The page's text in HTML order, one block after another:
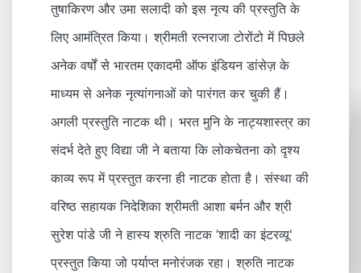
तुषाकिरण और उमा सलादी को इस नृत्य की प्रस्तुति के
लिए आमंत्रित किया। श्रीमती रत्नराजा टोरोंटो में पिछले
अनेक वर्षों से भारतम एकादमी ऑफ इंडियन डांसेज़ के
माध्यम से अनेक नृत्यांगनाओं को पारंगत कर चुकी हैं।
अगली प्रस्तुति नाटक थी। भरत मुनि के नाट्यशास्त्र का
संदर्भ देते हुए विद्या जी ने बताया कि लोकचेतना को दृश्य
काव्य रूप में प्रस्तुत करना ही नाटक होता है। संस्था की
वरिष्ठ सहायक निदेशिका श्रीमती आशा बर्मन और श्री
सुरेश पांडे जी ने हास्य श्रुति नाटक ’शादी का इंटरव्यू'
प्रस्तुत किया जो पर्याप्त मनोरंजक रहा। श्रुति नाटक